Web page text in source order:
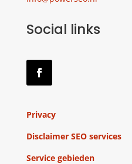
Social links
Privacy
Disclaimer SEO services
Service gebieden